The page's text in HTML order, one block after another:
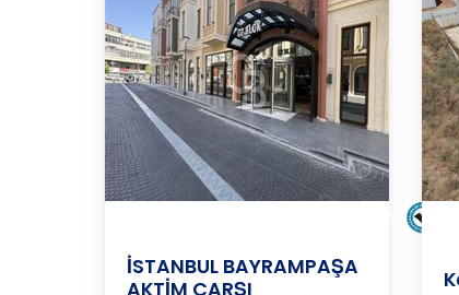
İSTANBUL BAYRAMPAŞA
AKTİM ÇARŞI